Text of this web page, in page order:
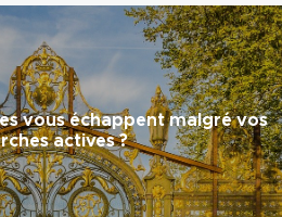
vous échappent malgré vos
actives ?